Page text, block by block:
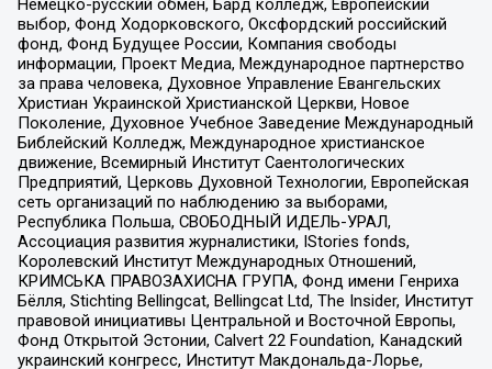
Немецко-русский обмен, Бард колледж, Европейский
выбор, Фонд Ходорковского, Оксфордский российский
фонд, Фонд Будущее России, Компания свободы
информации, Проект Медиа, Международное партнерство
за права человека, Духовное Управление Евангельских
Христиан Украинской Христианской Церкви, Новое
Поколение, Духовное Учебное Заведение Международный
Библейский Колледж, Международное христианское
движение, Всемирный Институт Саентологических
Предприятий, Церковь Духовной Технологии, Европейская
сеть организаций по наблюдению за выборами,
Республика Польша, СВОБОДНЫЙ ИДЕЛЬ-УРАЛ,
Ассоциация развития журналистики, IStories fonds,
Королевский Институт Международных Отношений,
КРИМСЬКА ПРАВОЗАХИСНА ГРУПА, Фонд имени Генриха
Бёлля, Stichting Bellingcat, Bellingcat Ltd, The Insider, Институт
правовой инициативы Центральной и Восточной Европы,
Фонд Открытой Эстонии, Calvert 22 Foundation, Канадский
украинский конгресс, Институт Макдональда-Лорье,